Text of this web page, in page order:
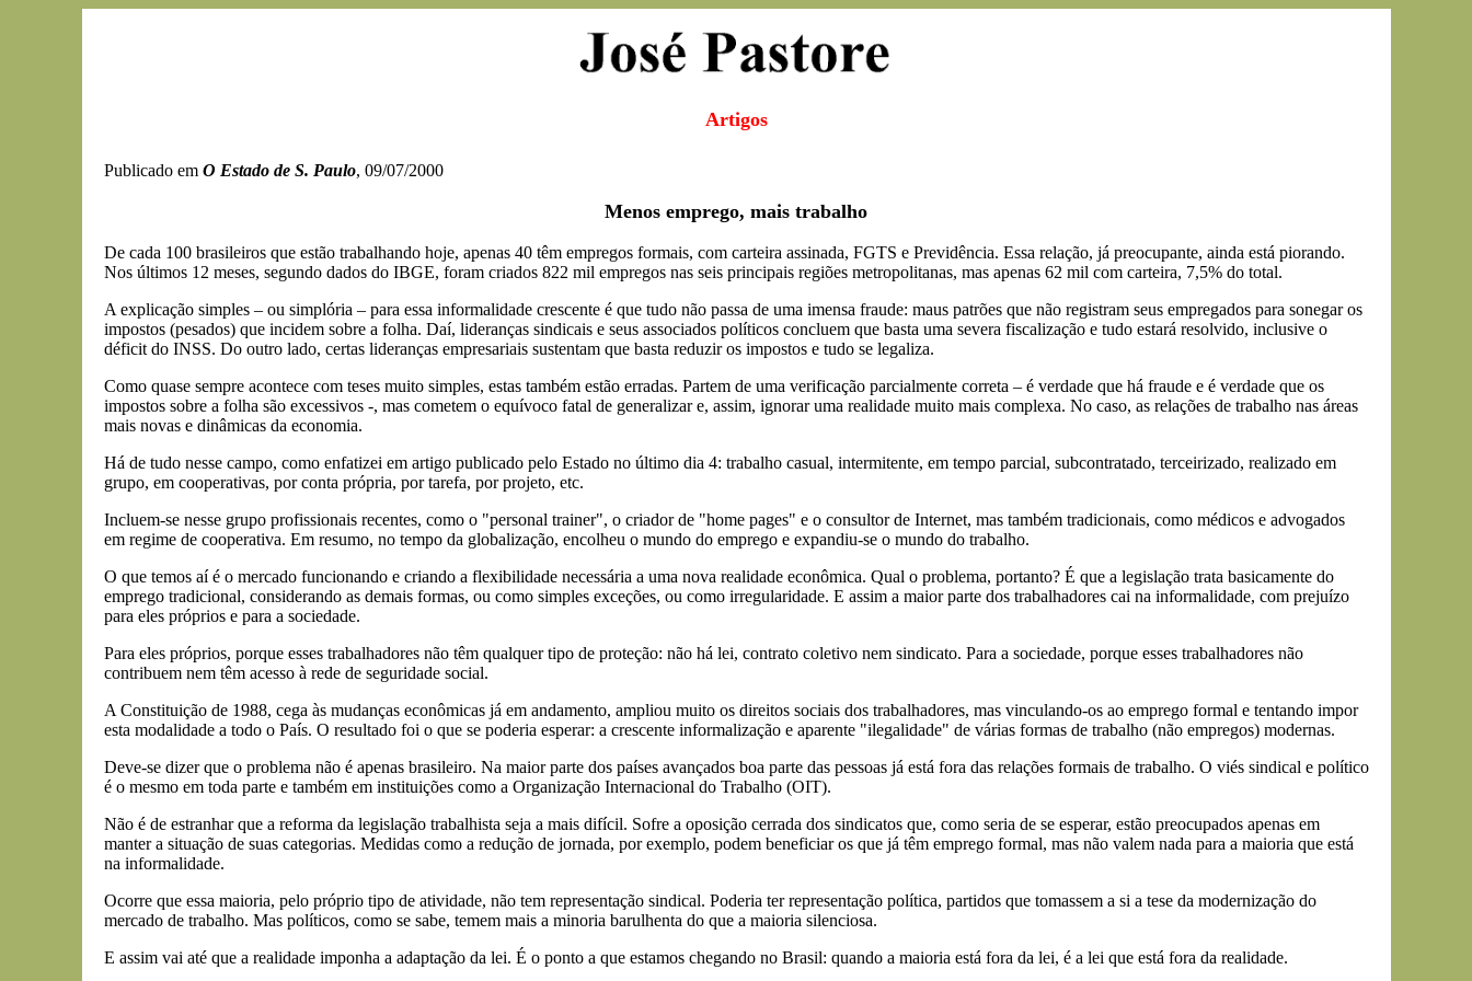
Artigos
Publicado em O Estado de S. Paulo, 09/07/2000
Menos emprego, mais trabalho
De cada 100 brasileiros que estão trabalhando hoje, apenas 40 têm empregos formais, com carteira assinada, FGTS e Previdência. Essa relação, já preocupante, ainda está piorando.
Nos últimos 12 meses, segundo dados do IBGE, foram criados 822 mil empregos nas seis principais regiões metropolitanas, mas apenas 62 mil com carteira, 7,5% do total.
A explicação simples – ou simplória – para essa informalidade crescente é que tudo não passa de uma imensa fraude: maus patrões que não registram seus empregados para sonegar os
impostos (pesados) que incidem sobre a folha. Daí, lideranças sindicais e seus associados políticos concluem que basta uma severa fiscalização e tudo estará resolvido, inclusive o
déficit do INSS. Do outro lado, certas lideranças empresariais sustentam que basta reduzir os impostos e tudo se legaliza.
Como quase sempre acontece com teses muito simples, estas também estão erradas. Partem de uma verificação parcialmente correta – é verdade que há fraude e é verdade que os
impostos sobre a folha são excessivos -, mas cometem o equívoco fatal de generalizar e, assim, ignorar uma realidade muito mais complexa. No caso, as relações de trabalho nas áreas
mais novas e dinâmicas da economia.
Há de tudo nesse campo, como enfatizei em artigo publicado pelo Estado no último dia 4: trabalho casual, intermitente, em tempo parcial, subcontratado, terceirizado, realizado em
grupo, em cooperativas, por conta própria, por tarefa, por projeto, etc.
Incluem-se nesse grupo profissionais recentes, como o "personal trainer", o criador de "home pages" e o consultor de Internet, mas também tradicionais, como médicos e advogados
em regime de cooperativa. Em resumo, no tempo da globalização, encolheu o mundo do emprego e expandiu-se o mundo do trabalho.
O que temos aí é o mercado funcionando e criando a flexibilidade necessária a uma nova realidade econômica. Qual o problema, portanto? É que a legislação trata basicamente do
emprego tradicional, considerando as demais formas, ou como simples exceções, ou como irregularidade. E assim a maior parte dos trabalhadores cai na informalidade, com prejuízo
para eles próprios e para a sociedade.
Para eles próprios, porque esses trabalhadores não têm qualquer tipo de proteção: não há lei, contrato coletivo nem sindicato. Para a sociedade, porque esses trabalhadores não
contribuem nem têm acesso à rede de seguridade social.
A Constituição de 1988, cega às mudanças econômicas já em andamento, ampliou muito os direitos sociais dos trabalhadores, mas vinculando-os ao emprego formal e tentando impor
esta modalidade a todo o País. O resultado foi o que se poderia esperar: a crescente informalização e aparente "ilegalidade" de várias formas de trabalho (não empregos) modernas.
Deve-se dizer que o problema não é apenas brasileiro. Na maior parte dos países avançados boa parte das pessoas já está fora das relações formais de trabalho. O viés sindical e político
é o mesmo em toda parte e também em instituições como a Organização Internacional do Trabalho (OIT).
Não é de estranhar que a reforma da legislação trabalhista seja a mais difícil. Sofre a oposição cerrada dos sindicatos que, como seria de se esperar, estão preocupados apenas em
manter a situação de suas categorias. Medidas como a redução de jornada, por exemplo, podem beneficiar os que já têm emprego formal, mas não valem nada para a maioria que está
na informalidade.
Ocorre que essa maioria, pelo próprio tipo de atividade, não tem representação sindical. Poderia ter representação política, partidos que tomassem a si a tese da modernização do
mercado de trabalho. Mas políticos, como se sabe, temem mais a minoria barulhenta do que a maioria silenciosa.
E assim vai até que a realidade imponha a adaptação da lei. É o ponto a que estamos chegando no Brasil: quando a maioria está fora da lei, é a lei que está fora da realidade.